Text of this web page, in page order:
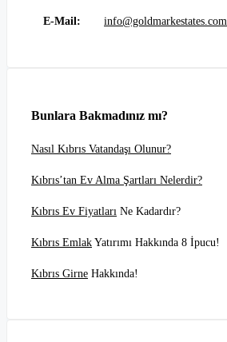
E-Mail: info@goldmarkestates.com
Bunlara Bakmadınız mı?
Nasıl Kıbrıs Vatandaşı Olunur?
Kıbrıs’tan Ev Alma Şartları Nelerdir?
Kıbrıs Ev Fiyatları Ne Kadardır?
Kıbrıs Emlak Yatırımı Hakkında 8 İpucu!
Kıbrıs Girne Hakkında!